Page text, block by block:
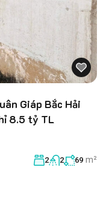
Giáp Bắc Hải
8.5 tỷ TL
2 2 69 m²